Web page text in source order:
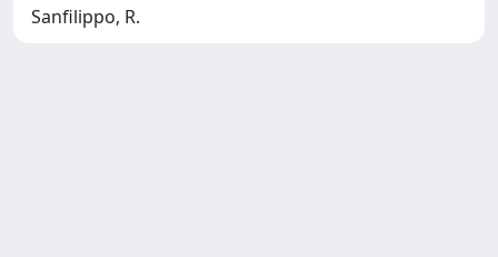
Sanfilippo, R.